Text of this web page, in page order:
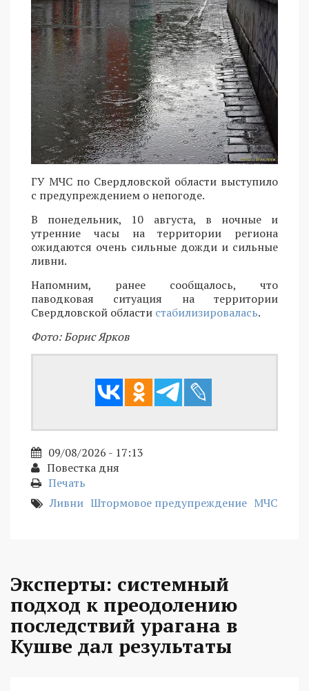
ГУ МЧС по Свердловской области выступило
с предупреждением о непогоде.
В понедельник, 10 августа, в ночные и
утренние часы на территории региона
ожидаются очень сильные дожди и сильные
ливни.
Напомним, ранее сообщалось, что
паводковая ситуация на территории
Свердловской области стабилизировалась.
Фото: Борис Ярков
09/08/2026 - 17:13
Повестка дня
Печать
Ливни Штормовое предупреждение МЧС
Эксперты: системный
подход к преодолению
последствий урагана в
Кушве дал результаты